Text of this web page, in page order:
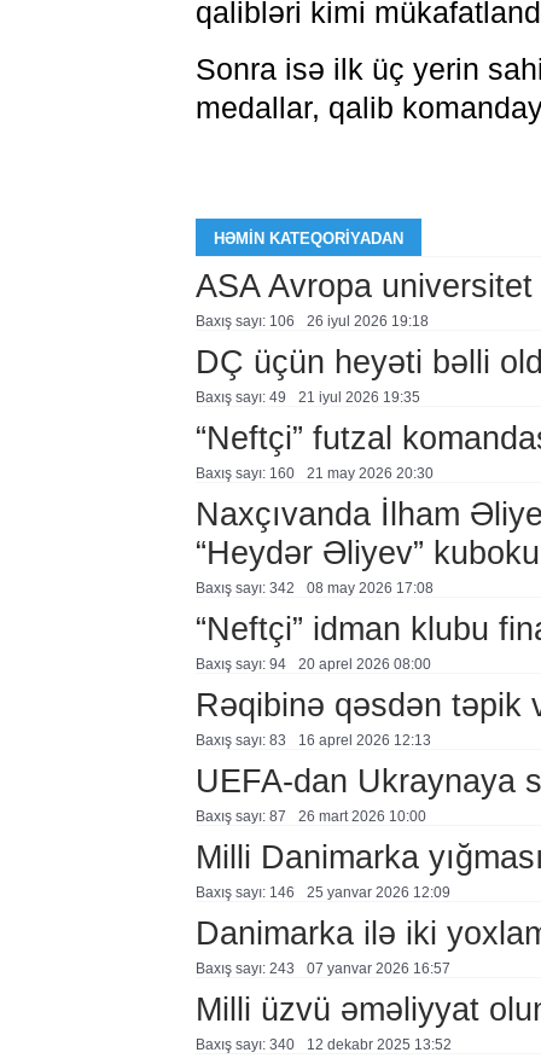
qalibləri kimi
Sonra isə ilk üç yerin
medallar, qalib
HƏMIN KATEQORIYADAN
ASA Avropa universitet
Baxış sayı: 106 26 i̇yul 2026 19:18
DÇ üçün heyəti bəlli
Baxış sayı: 49 21 i̇yul 2026 19:35
“Neftçi” futzal
Baxış sayı: 160 21 may 2026 20:30
Naxçıvanda İlham
“Heydər Əliyev”
Baxış sayı: 342 08 may 2026 17:08
“Neftçi” idman klubu
Baxış sayı: 94 20 aprel 2026 08:00
Rəqibinə qəsdən təpik
Baxış sayı: 83 16 aprel 2026 12:13
UEFA-dan Ukraynaya
Baxış sayı: 87 26 mart 2026 10:00
Milli Danimarka
Baxış sayı: 146 25 yanvar 2026 12:09
Danimarka ilə iki
Baxış sayı: 243 07 yanvar 2026 16:57
Milli üzvü əməliyyat
Baxış sayı: 340 12 dekabr 2025 13:52